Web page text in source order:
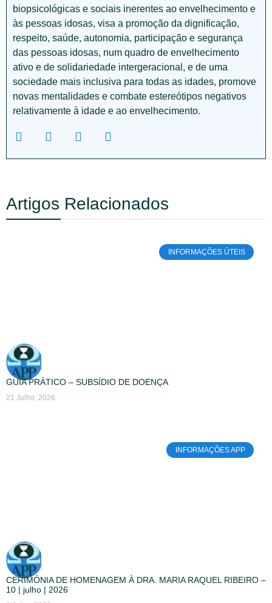
biopsicológicas e sociais inerentes ao envelhecimento e
às pessoas idosas, visa a promoção da dignificação,
respeito, saúde, autonomia, participação e segurança
das pessoas idosas, num quadro de envelhecimento
ativo e de solidariedade intergeracional, e de uma
sociedade mais inclusiva para todas as idades, promove
novas mentalidades e combate estereótipos negativos
relativamente à idade e ao envelhecimento.
Artigos Relacionados
INFORMAÇÕES ÚTEIS
GUIA PRÁTICO – SUBSÍDIO DE DOENÇA
21 Julho, 2026
INFORMAÇÕES APP
CERIMÓNIA DE HOMENAGEM À DRA. MARIA RAQUEL RIBEIRO –
10 | julho | 2026